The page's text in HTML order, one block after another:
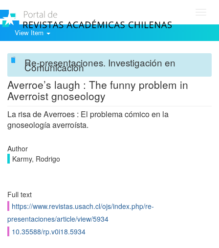
View Item
Re-presentaciones. Investigación en
Comunicación
Averroe’s laugh : The funny problem in
Averroist gnoseology
La risa de Averroes : El problema cómico en la
gnoseología averroísta.
Author
Karmy, Rodrigo
Full text
https://www.revistas.usach.cl/ojs/index.php/re-
presentaciones/article/view/5934
10.35588/rp.v0i18.5934